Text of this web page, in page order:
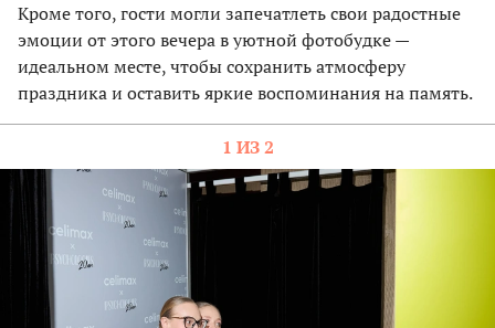
Кроме того, гости могли запечатлеть свои радостные
эмоции от этого вечера в уютной фотобудке —
идеальном месте, чтобы сохранить атмосферу
праздника и оставить яркие воспоминания на память.
1 ИЗ 2